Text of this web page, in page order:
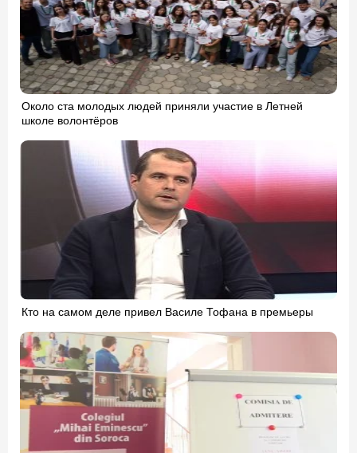
Около ста молодых людей приняли участие в Летней
школе волонтёров
Кто на самом деле привел Василе Тофана в премьеры